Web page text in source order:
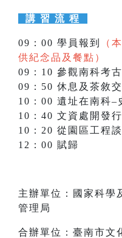
講 習 流 程
09：00 學員報到
（
供紀念品及餐點）
09：10 參觀南科考
09：50 休息及茶敘
10：00 遺址在南科–
10：40 文資處開發
10：20 從園區工程
12：00 賦歸
主辦單位：國家科學
管理局
合辦單位：臺南市文